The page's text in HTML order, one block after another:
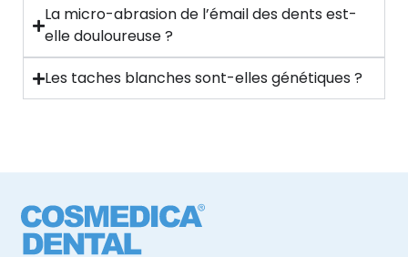
La micro-abrasion de l’émail des dents est-
elle douloureuse ?
Les taches blanches sont-elles génétiques ?